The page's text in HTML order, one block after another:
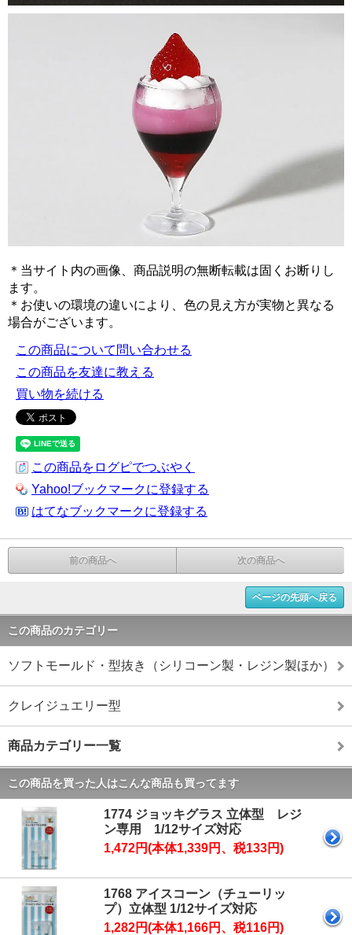
＊当サイト内の画像、商品説明の無断転載は固くお断りし
ます。
＊お使いの環境の違いにより、色の見え方が実物と異なる
場合がございます。
この商品について問い合わせる
この商品を友達に教える
買い物を続ける
この商品をログピでつぶやく
Yahoo!ブックマークに登録する
はてなブックマークに登録する
前の商品へ 次の商品へ
ページの先頭へ戻る
この商品のカテゴリー
ソフトモールド・型抜き（シリコーン製・レジン製ほか）
クレイジュエリー型
商品カテゴリー一覧
この商品を買った人はこんな商品も買ってます
1774 ジョッキグラス 立体型 レジ
ン専用 1/12サイズ対応
1,472円(本体1,339円、税133円)
1768 アイスコーン（チューリッ
プ）立体型 1/12サイズ対応
1,282円(本体1,166円、税116円)